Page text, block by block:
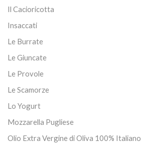
Il Cacioricotta
Insaccati
Le Burrate
Le Giuncate
Le Provole
Le Scamorze
Lo Yogurt
Mozzarella Pugliese
Olio Extra Vergine di Oliva 100% Italiano